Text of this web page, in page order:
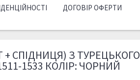
ДОГОВІР ОФЕРТИ
СПІДНИЦЯ) З ТУРЕЦЬКОГО
1533 КОЛІР: ЧОРНИЙ